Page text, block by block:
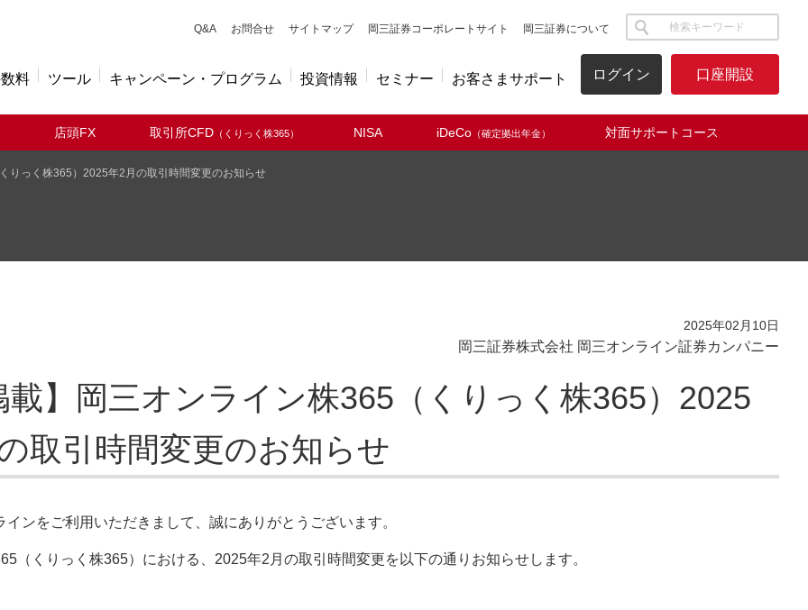
Q&Aキューアンドエー
お問合せ サイトマップ 岡三証券コーポレートサイト 岡三証券について サイト内検索
料 ツール キャンペーン・プログラム 投資情報 セミナー お客さまサポート ログイン 口座開設
店頭FX 取引所CFD（くりっく株365） NISA iDeCo（確定拠出年金） 対面サポートコース
りっく株365）2025年2月の取引時間変更のお知らせ
2025年02月10日
岡三証券株式会社 岡三オンライン証券カンパニー
載】岡三オンライン株365（くりっく株365）2025
取引時間変更のお知らせ
ンをご利用いただきまして、誠にありがとうございます。
（くりっく株365）における、2025年2月の取引時間変更を以下の通りお知らせします。